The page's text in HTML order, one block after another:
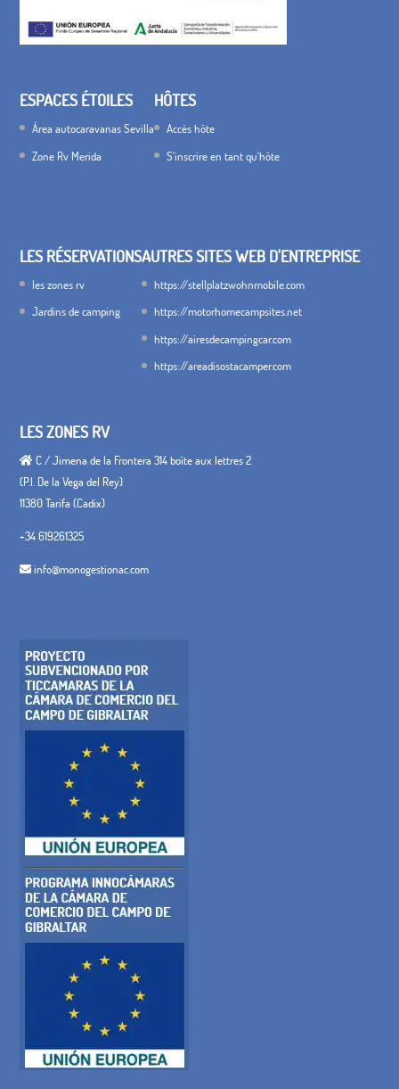
ESPACES ÉTOILES
Área autocaravanas Sevilla
Zone Rv Merida
HÔTES
Accès hôte
S'inscrire en tant qu'hôte
LES RÉSERVATIONS
les zones rv
Jardins de camping
AUTRES SITES WEB D'ENTREPRISE
https://stellplatzwohnmobile.com
https://motorhomecampsites.net
https://airesdecampingcar.com
https://areadisostacamper.com
LES ZONES RV
C / Jimena de la Frontera 314 boîte aux lettres 2
(P.I. De la Vega del Rey)
11380 Tarifa (Cadix)
+34 619261325
info@monogestionac.com